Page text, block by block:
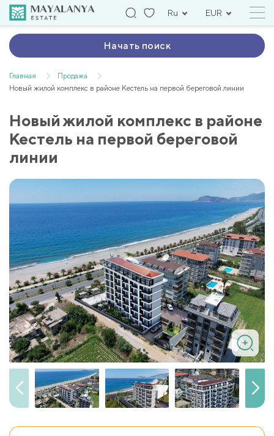
Ru EUR
Начать поиск
Главная
Продажа
Новый жилой комплекс в районе Кестель на первой береговой линии
Новый жилой комплекс в районе
Кестель на первой береговой
линии